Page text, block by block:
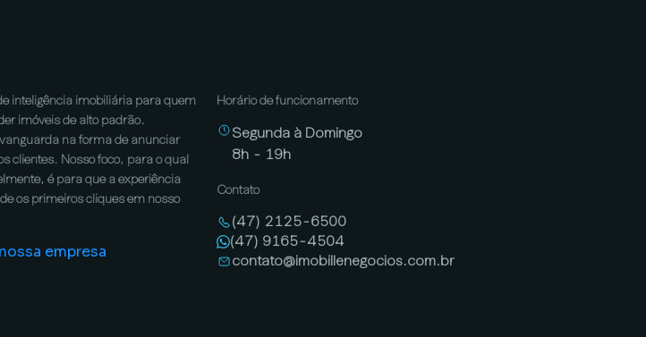
inteligência imobiliária para quem
imóveis de alto padrão.
na forma de anunciar
clientes. Nosso foco, para o qual
é para que a experiência
os primeiros cliques em nosso
empresa
Horário de funcionamento
Segunda à Domingo
8h - 19h
Contato
(47) 2125-6500
(47) 9165-4504
contato@imobillenegocios.com.br